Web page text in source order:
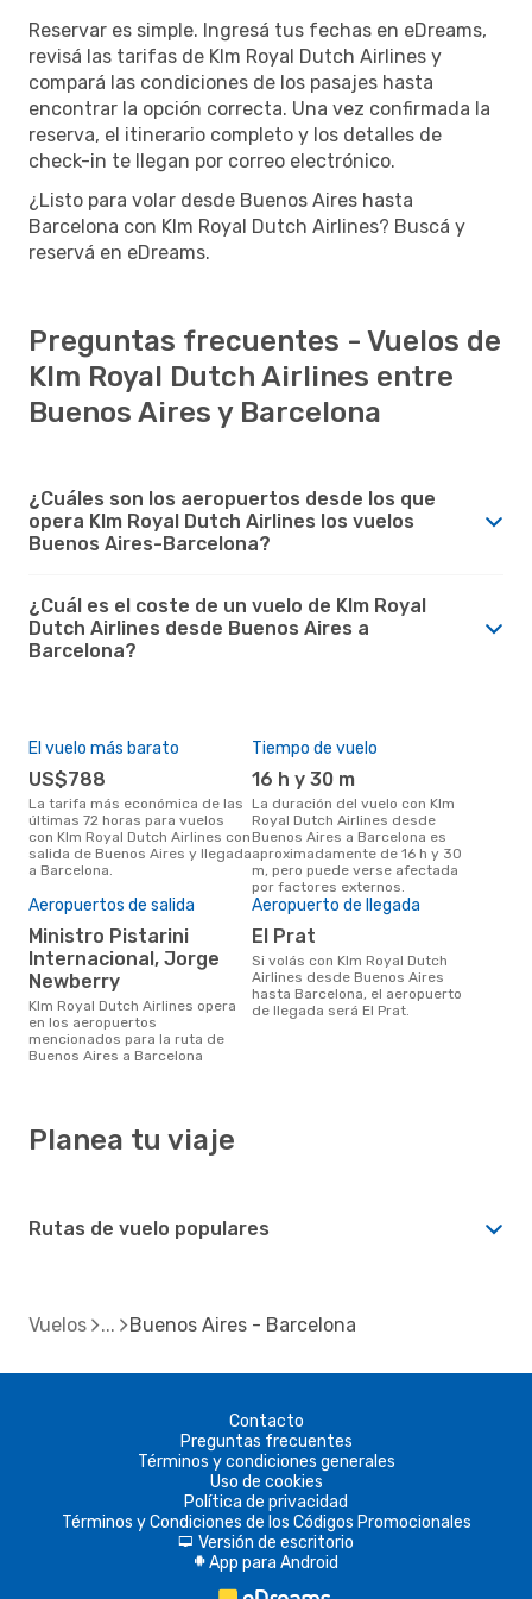
Reservar es simple. Ingresá tus fechas en eDreams,
revisá las tarifas de Klm Royal Dutch Airlines y
compará las condiciones de los pasajes hasta
encontrar la opción correcta. Una vez confirmada la
reserva, el itinerario completo y los detalles de
check-in te llegan por correo electrónico.
¿Listo para volar desde Buenos Aires hasta
Barcelona con Klm Royal Dutch Airlines? Buscá y
reservá en eDreams.
Preguntas frecuentes - Vuelos de
Klm Royal Dutch Airlines entre
Buenos Aires y Barcelona
¿Cuáles son los aeropuertos desde los que
opera Klm Royal Dutch Airlines los vuelos
Buenos Aires-Barcelona?
¿Cuál es el coste de un vuelo de Klm Royal
Dutch Airlines desde Buenos Aires a
Barcelona?
El vuelo más barato
US$788
La tarifa más económica de las
últimas 72 horas para vuelos
con Klm Royal Dutch Airlines con
salida de Buenos Aires y llegada
a Barcelona.
Tiempo de vuelo
16 h y 30 m
La duración del vuelo con Klm
Royal Dutch Airlines desde
Buenos Aires a Barcelona es
aproximadamente de 16 h y 30
m, pero puede verse afectada
por factores externos.
Aeropuertos de salida
Ministro Pistarini
Internacional, Jorge
Newberry
Klm Royal Dutch Airlines opera
en los aeropuertos
mencionados para la ruta de
Buenos Aires a Barcelona
Aeropuerto de llegada
El Prat
Si volás con Klm Royal Dutch
Airlines desde Buenos Aires
hasta Barcelona, el aeropuerto
de llegada será El Prat.
Planea tu viaje
Rutas de vuelo populares
Vuelos Buenos Aires - Barcelona
Contacto
Preguntas frecuentes
Términos y condiciones generales
Uso de cookies
Política de privacidad
Términos y Condiciones de los Códigos Promocionales
d Versión de escritorio
A App para Android